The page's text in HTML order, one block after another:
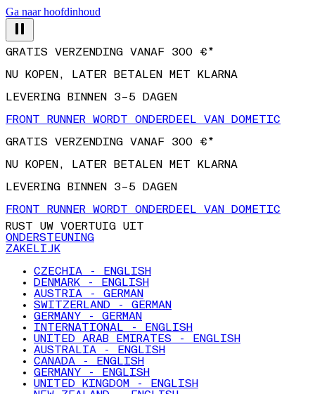
Ga naar hoofdinhoud
GRATIS VERZENDING VANAF 300 €*
NU KOPEN, LATER BETALEN MET KLARNA
LEVERING BINNEN 3–5 DAGEN
FRONT RUNNER WORDT ONDERDEEL VAN DOMETIC
GRATIS VERZENDING VANAF 300 €*
NU KOPEN, LATER BETALEN MET KLARNA
LEVERING BINNEN 3–5 DAGEN
FRONT RUNNER WORDT ONDERDEEL VAN DOMETIC
RUST UW VOERTUIG UIT
ONDERSTEUNING
ZAKELIJK
CZECHIA - ENGLISH
DENMARK - ENGLISH
AUSTRIA - GERMAN
SWITZERLAND - GERMAN
GERMANY - GERMAN
INTERNATIONAL - ENGLISH
UNITED ARAB EMIRATES - ENGLISH
AUSTRALIA - ENGLISH
CANADA - ENGLISH
GERMANY - ENGLISH
UNITED KINGDOM - ENGLISH